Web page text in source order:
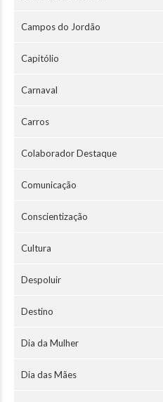
Campos do Jordão
Capitólio
Carnaval
Carros
Colaborador Destaque
Comunicação
Conscientização
Cultura
Despoluir
Destino
Dia da Mulher
Dia das Mães